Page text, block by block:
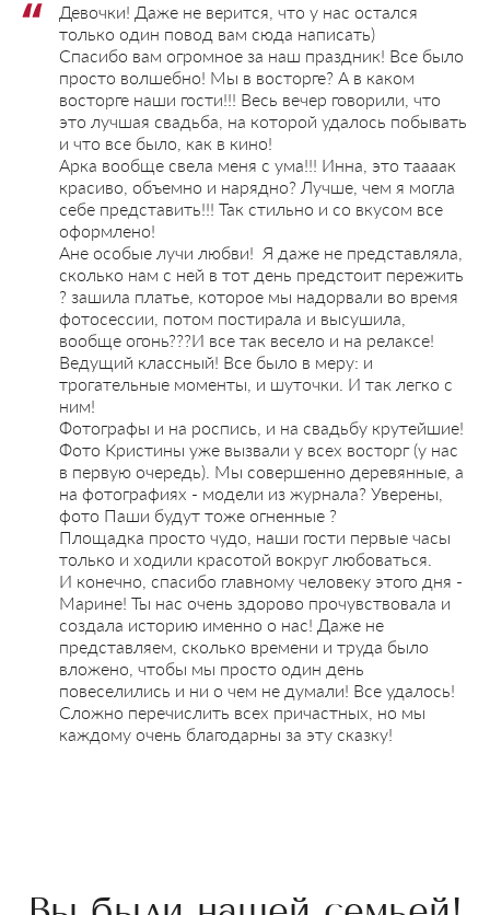
Девочки! Даже не верится, что у нас остался
только один повод вам сюда написать)
Спасибо вам огромное за наш праздник! Все было
просто волшебно! Мы в восторге? А в каком
восторге наши гости!!! Весь вечер говорили, что
это лучшая свадьба, на которой удалось побывать
и что все было, как в кино!
Арка вообще свела меня с ума!!! Инна, это таааак
красиво, объемно и нарядно? Лучше, чем я могла
себе представить!!! Так стильно и со вкусом все
оформлено!
Ане особые лучи любви! Я даже не представляла,
сколько нам с ней в тот день предстоит пережить
? зашила платье, которое мы надорвали во время
фотосессии, потом постирала и высушила,
вообще огонь???И все так весело и на релаксе!
Ведущий классный! Все было в меру: и
трогательные моменты, и шуточки. И так легко с
ним!
Фотографы и на роспись, и на свадьбу крутейшие!
Фото Кристины уже вызвали у всех восторг (у нас
в первую очередь). Мы совершенно деревянные, а
на фотографиях - модели из журнала? Уверены,
фото Паши будут тоже огненные ?
Площадка просто чудо, наши гости первые часы
только и ходили красотой вокруг любоваться.
И конечно, спасибо главному человеку этого дня -
Марине! Ты нас очень здорово прочувствовала и
создала историю именно о нас! Даже не
представляем, сколько времени и труда было
вложено, чтобы мы просто один день
повеселились и ни о чем не думали! Все удалось!
Сложно перечислить всех причастных, но мы
каждому очень благодарны за эту сказку!